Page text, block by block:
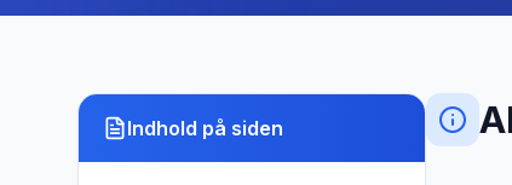
Indhold på siden